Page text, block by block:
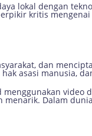
lokal dengan
kritis mengenai
dan
asasi manusia,
video
menarik. Dalam